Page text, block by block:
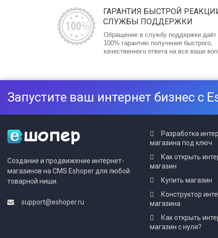
ГАРАНТИЯ БЫСТРОЙ
СЛУЖБЫ ПОДДЕРЖКИ
Обращение в службу поддержки
100% гарантию получения быстрого,
качественного ответа на все ваши
Запустите ваш интернет бизнес с
Создание и продвижение интернет-
магазинов на CMS Eshoper для любой
товарной ниши.
support@eshoper.ru
Разработка
магазина под ключ
Как открыть
магазин
Купить магазин
Конструктор
магазина
Как открыть
магазин с нуля?